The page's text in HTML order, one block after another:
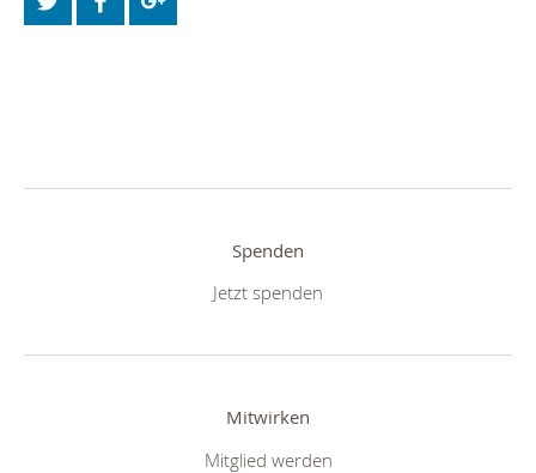
Spenden
Jetzt spenden
Mitwirken
Mitglied werden